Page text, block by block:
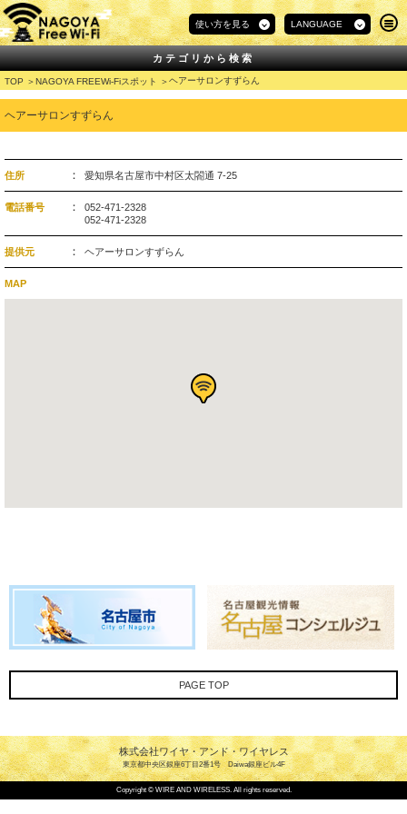
使い方を見る LANGUAGE
カテゴリから検索
TOP NAGOYA FREEWi-Fiスポット ヘアーサロンすずらん
ヘアーサロンすずらん
住所 愛知県名古屋市中村区太閤通 7-25
電話番号
052-471-2328
052-471-2328
提供元 ヘアーサロンすずらん
MAP
PAGE TOP
株式会社ワイヤ・アンド・ワイヤレス
東京都中央区銀座6丁目2番1号 Daiwa銀座ビル4F
Copyright © WIRE AND WIRELESS. All rights reserved.